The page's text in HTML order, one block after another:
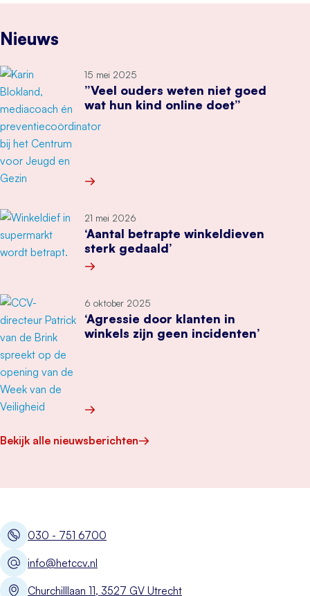
Nieuws
15 mei 2025
”Veel ouders weten niet goed
wat hun kind online doet”
21 mei 2026
‘Aantal betrapte winkeldieven
sterk gedaald’
6 oktober 2025
‘Agressie door klanten in
winkels zijn geen incidenten’
Bekijk alle nieuwsberichten
030 - 751 6700
info@hetccv.nl
Churchilllaan 11, 3527 GV Utrecht